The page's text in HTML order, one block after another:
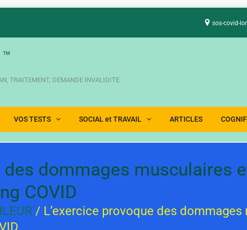
sos-covid-
™
TRAITEMENT, DEMANDE INVALIDITE
VOS TESTS SOCIAL et TRAVAIL ARTICLES
des dommages musculaires
COVID
/ L’exercice provoque des